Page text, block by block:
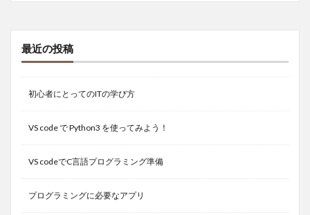
最近の投稿
初心者にとってのITの学び方
VS code で Python3 を使ってみよう！
VS codeでC言語プログラミング準備
プログラミングに必要なアプリ